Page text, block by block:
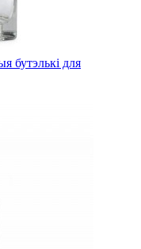
бутэлькі для